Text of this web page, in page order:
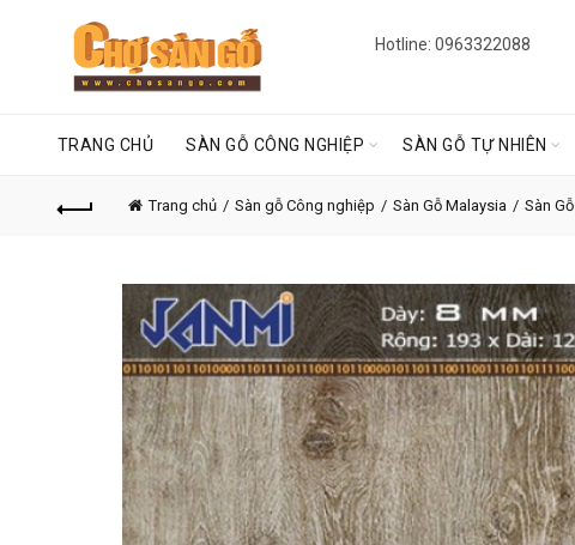
Hotline: 0963322088
TRANG CHỦ SÀN GỖ CÔNG NGHIỆP SÀN GỖ TỰ NHIÊN
Trang chủ Sàn gỗ Công nghiệp Sàn Gỗ Malaysia Sàn